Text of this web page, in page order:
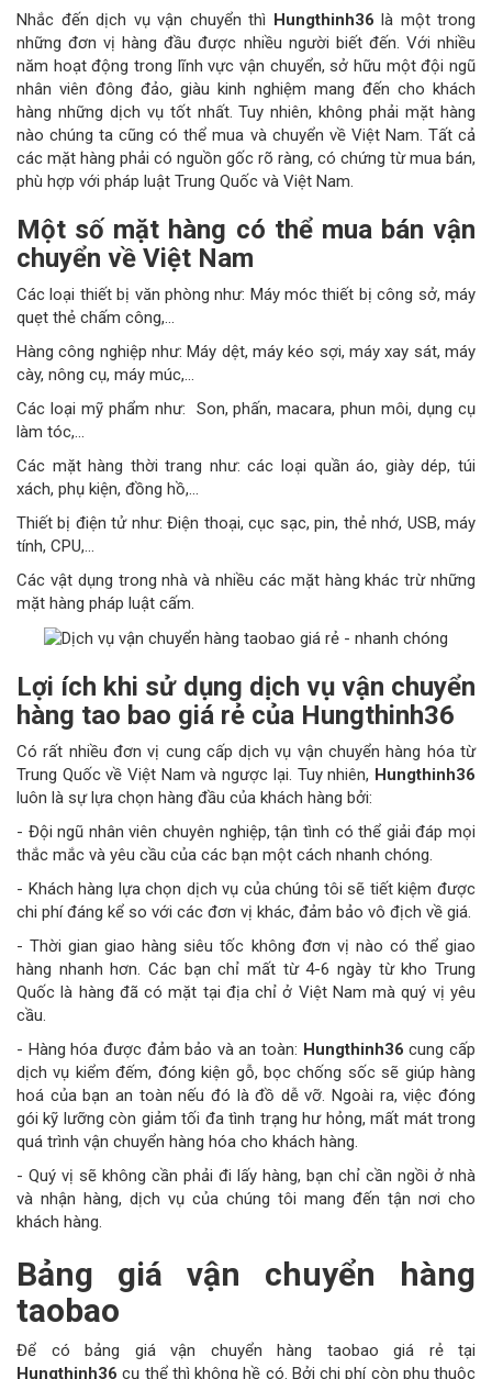
Nhắc đến dịch vụ vận chuyển thì Hungthinh36 là một trong
những đơn vị hàng đầu được nhiều người biết đến. Với nhiều
năm hoạt động trong lĩnh vực vận chuyển, sở hữu một đội ngũ
nhân viên đông đảo, giàu kinh nghiệm mang đến cho khách
hàng những dịch vụ tốt nhất. Tuy nhiên, không phải mặt hàng
nào chúng ta cũng có thể mua và chuyển về Việt Nam. Tất cả
các mặt hàng phải có nguồn gốc rõ ràng, có chứng từ mua bán,
phù hợp với pháp luật Trung Quốc và Việt Nam.
Một số mặt hàng có thể mua bán vận
chuyển về Việt Nam
Các loại thiết bị văn phòng như: Máy móc thiết bị công sở, máy
quẹt thẻ chấm công,...
Hàng công nghiệp như: Máy dệt, máy kéo sợi, máy xay sát, máy
cày, nông cụ, máy múc,...
Các loại mỹ phẩm như: Son, phấn, macara, phun môi, dụng cụ
làm tóc,...
Các mặt hàng thời trang như: các loại quần áo, giày dép, túi
xách, phụ kiện, đồng hồ,...
Thiết bị điện tử như: Điện thoại, cục sạc, pin, thẻ nhớ, USB, máy
tính, CPU,...
Các vật dụng trong nhà và nhiều các mặt hàng khác trừ những
mặt hàng pháp luật cấm.
Lợi ích khi sử dụng dịch vụ vận chuyển
hàng tao bao giá rẻ của Hungthinh36
Có rất nhiều đơn vị cung cấp dịch vụ vận chuyển hàng hóa từ
Trung Quốc về Việt Nam và ngược lại. Tuy nhiên, Hungthinh36
luôn là sự lựa chọn hàng đầu của khách hàng bởi:
- Đội ngũ nhân viên chuyên nghiệp, tận tình có thể giải đáp mọi
thắc mắc và yêu cầu của các bạn một cách nhanh chóng.
- Khách hàng lựa chọn dịch vụ của chúng tôi sẽ tiết kiệm được
chi phí đáng kể so với các đơn vị khác, đảm bảo vô địch về giá.
- Thời gian giao hàng siêu tốc không đơn vị nào có thể giao
hàng nhanh hơn. Các bạn chỉ mất từ 4-6 ngày từ kho Trung
Quốc là hàng đã có mặt tại địa chỉ ở Việt Nam mà quý vị yêu
cầu.
- Hàng hóa được đảm bảo và an toàn: Hungthinh36 cung cấp
dịch vụ kiểm đếm, đóng kiện gỗ, bọc chống sốc sẽ giúp hàng
hoá của bạn an toàn nếu đó là đồ dễ vỡ. Ngoài ra, việc đóng
gói kỹ lưỡng còn giảm tối đa tình trạng hư hỏng, mất mát trong
quá trình vận chuyển hàng hóa cho khách hàng.
- Quý vị sẽ không cần phải đi lấy hàng, bạn chỉ cần ngồi ở nhà
và nhận hàng, dịch vụ của chúng tôi mang đến tận nơi cho
khách hàng.
Bảng giá vận chuyển hàng
taobao
Để có bảng giá vận chuyển hàng taobao giá rẻ tại
Hungthinh36 cụ thể thì không hề có. Bởi chi phí còn phụ thuộc